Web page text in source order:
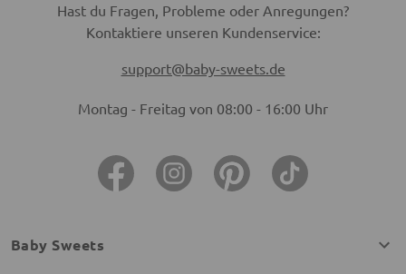
Hast du Fragen, Probleme oder Anregungen?
Kontaktiere unseren Kundenservice:
support@baby-sweets.de
Montag - Freitag von 08:00 - 16:00 Uhr
Baby Sweets